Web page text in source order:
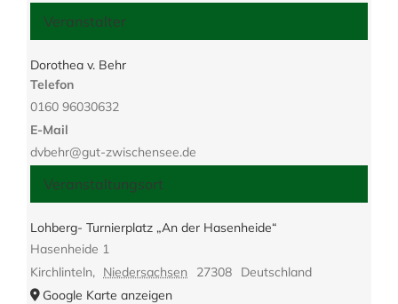
Veranstaltungsort
Lohberg- Turnierplatz „An der Hasenheide“
Hasenheide 1
Kirchlinteln, Niedersachsen 27308
Deutschland
Google Karte anzeigen
Veranstalter
Dorothea v. Behr
Telefon
0160 96030632
E-Mail
dvbehr@gut-zwischensee.de